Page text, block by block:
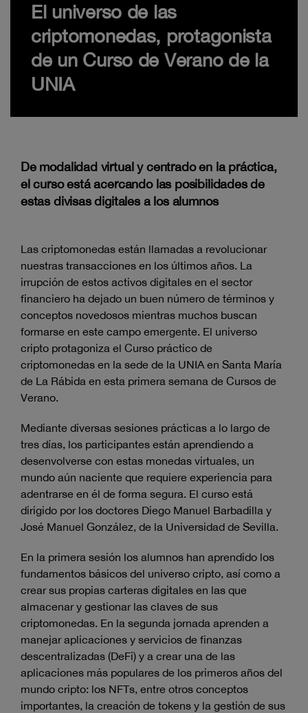
El universo de las
criptomonedas, protagonista
de un Curso de Verano de la
UNIA
De modalidad virtual y centrado en la práctica,
el curso está acercando las posibilidades de
estas divisas digitales a los alumnos
Las criptomonedas están llamadas a revolucionar
nuestras transacciones en los últimos años. La
irrupción de estos activos digitales en el sector
financiero ha dejado un buen número de términos y
conceptos novedosos mientras muchos buscan
formarse en este campo emergente. El universo
cripto protagoniza el Curso práctico de
criptomonedas en la sede de la UNIA en Santa María
de La Rábida en esta primera semana de Cursos de
Verano.
Mediante diversas sesiones prácticas a lo largo de
tres días, los participantes están aprendiendo a
desenvolverse con estas monedas virtuales, un
mundo aún naciente que requiere experiencia para
adentrarse en él de forma segura. El curso está
dirigido por los doctores Diego Manuel Barbadilla y
José Manuel González, de la Universidad de Sevilla.
En la primera sesión los alumnos han aprendido los
fundamentos básicos del universo cripto, así como a
crear sus propias carteras digitales en las que
almacenar y gestionar las claves de sus
criptomonedas. En la segunda jornada aprenden a
manejar aplicaciones y servicios de finanzas
descentralizadas (DeFi) y a crear una de las
aplicaciones más populares de los primeros años del
mundo cripto: los NFTs, entre otros conceptos
importantes, la creación de tokens y la gestión de sus